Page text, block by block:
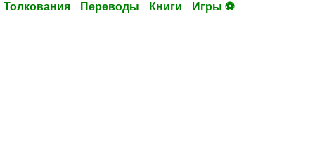
Толкования Переводы Книги Игры ⚽